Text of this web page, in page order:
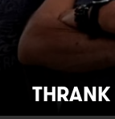
THRANK